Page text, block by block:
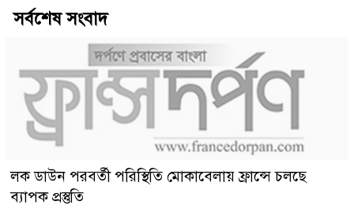
সর্বশেষ সংবাদ
লক ডাউন পরবর্তী পরিস্থিতি মোকাবেলায় ফ্রান্সে চলছে
ব্যাপক প্রস্তুতি